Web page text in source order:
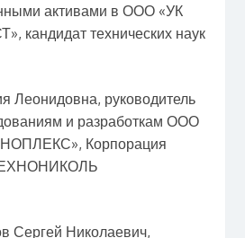
активами в ООО «УК
кандидат технических наук
Леонидовна, руководитель
и разработкам ООО
Корпорация
Сергей Николаевич,